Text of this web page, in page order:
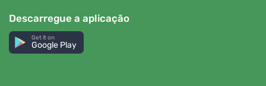
Descarregue a aplicação
Get it on
Google Play